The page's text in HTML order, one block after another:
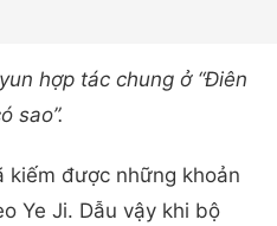
hợp tác chung ở “Điên
sao”.
kiếm được những khoản
Ye Ji. Dẫu vậy khi bộ